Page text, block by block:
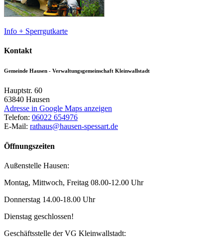
Info + Sperrgutkarte
Kontakt
Gemeinde Hausen - Verwaltungsgemeinschaft Kleinwallstadt
Hauptstr. 60
63840 Hausen
Adresse in Google Maps anzeigen
Telefon: 06022 654976
E-Mail: rathaus@hausen-spessart.de
Öffnungszeiten
Außenstelle Hausen:
Montag, Mittwoch, Freitag 08.00-12.00 Uhr
Donnerstag 14.00-18.00 Uhr
Dienstag geschlossen!
Geschäftsstelle der VG Kleinwallstadt: